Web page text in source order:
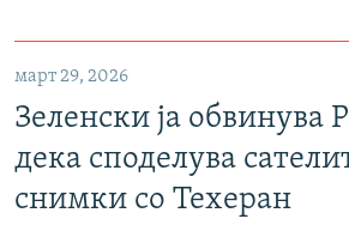
март 29, 2026
Зеленски ја обвинува
дека споделува
снимки со Техеран